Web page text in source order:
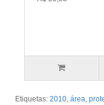
Etiquetas: 2010, área,